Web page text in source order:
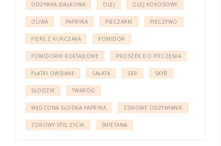
ODŻYWKA BIAŁKOWA OLEJ OLEJ KOKOSOWY
OLIWA PAPRYKA PIECZARKI PIECZYWO
PIERŚ Z KURCZAKA POMIDOR
POMIDORKI KOKTAJLOWE PROSZEK DO PIECZENIA
PŁATKI OWSIANE SAŁATA SER SKYR
SŁODZIK TWARÓG
WĘDZONA SŁODKA PAPRYKA ZDROWE ODŻYWIANIE
ZDROWY STYL ŻYCIA ŚMIETANA